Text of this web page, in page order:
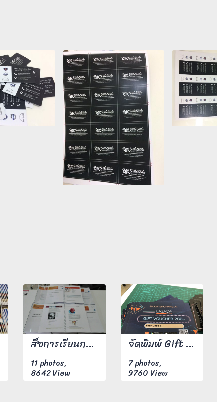
สื่อการเรียนการสอน ปริ้นสีเลเซอร์ 4 สี หน้าหลัง เข้าเล่มกระดูกงู
11 photos,
8642 View
จัดพิมพ์ Gift Voucher ขนาด A6 พิมพ์ 4 สีหน้าหลัง กระดาษอาร์มันขนาด 210 แกรม งานพิมพ์สีสันสดใสคมชัดทุกตัวอักษร
7 photos,
9760 View